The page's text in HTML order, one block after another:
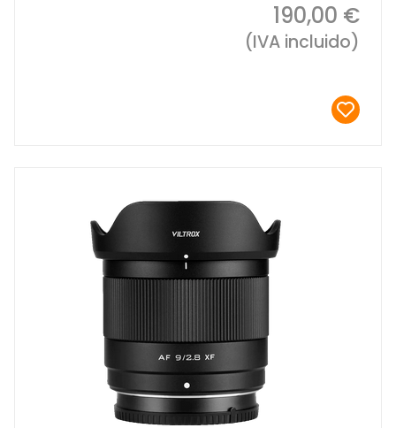
190,00 €
(IVA incluido)